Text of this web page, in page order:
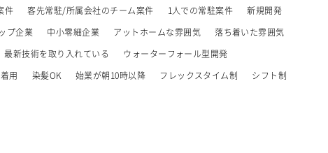
件 客先常駐/所属会社のチーム案件 1人での常駐案件
新規開発
プ企業 中小零細企業 アットホームな雰囲気
落ち着いた雰囲気
最新技術を取り入れている
ウォーターフォール型開発
用 染髪OK 始業が朝10時以降 フレックスタイム制
シフト制